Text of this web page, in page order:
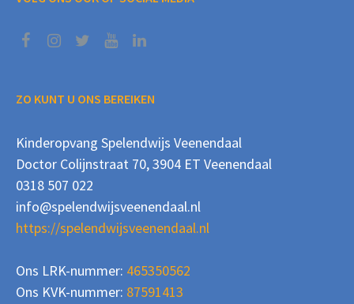
ZO KUNT U ONS BEREIKEN
Kinderopvang Spelendwijs Veenendaal
Doctor Colijnstraat 70, 3904 ET Veenendaal
0318 507 022
info@spelendwijsveenendaal.nl
https://spelendwijsveenendaal.nl
Ons LRK-nummer: 465350562
Ons KVK-nummer: 87591413